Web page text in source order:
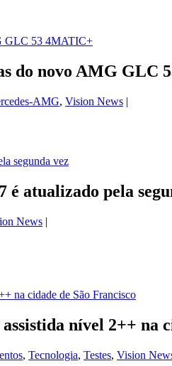
do novo AMG GLC
AMG, Vision News |
é atualizado pela
News |
nível 2++ na
, Tecnologia, Testes, Vision